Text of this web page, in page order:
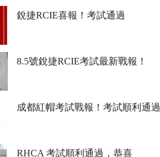
銳捷RCIE喜報！考試通過
8.5號銳捷RCIE考試最新戰報！
成都紅帽考試戰報！考試順利通過
RHCA 考試順利通過，恭喜